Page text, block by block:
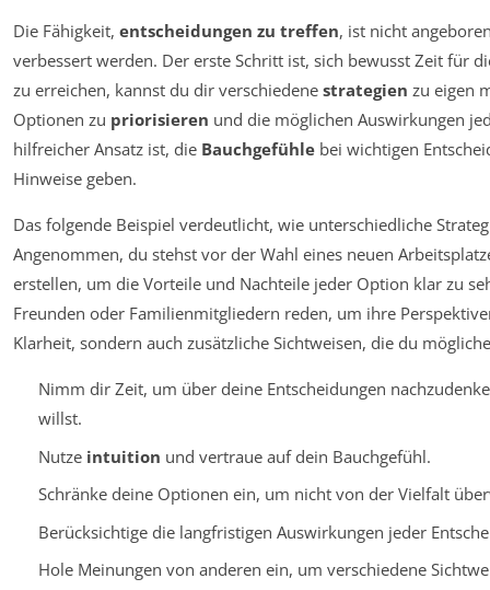
Die Fähigkeit, entscheidungen zu treffen, ist nicht
verbessert werden. Der erste Schritt ist, sich bewusst Zeit für
zu erreichen, kannst du dir verschiedene strategien zu eigen
Optionen zu priorisieren und die möglichen Auswirkungen
hilfreicher Ansatz ist, die Bauchgefühle bei wichtigen
Hinweise geben.
Das folgende Beispiel verdeutlicht, wie unterschiedliche
Angenommen, du stehst vor der Wahl eines neuen
erstellen, um die Vorteile und Nachteile jeder Option klar zu
Freunden oder Familienmitgliedern reden, um ihre
Klarheit, sondern auch zusätzliche Sichtweisen, die du
Nimm dir Zeit, um über deine Entscheidungen
willst.
Nutze intuition und vertraue auf dein Bauchgefühl.
Schränke deine Optionen ein, um nicht von der Vielfalt
Berücksichtige die langfristigen Auswirkungen jeder
Hole Meinungen von anderen ein, um verschiedene